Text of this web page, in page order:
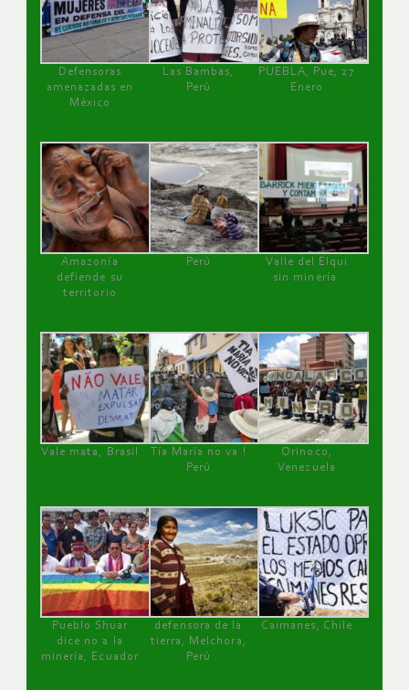
Defensoras
amenazadas en
México
Las Bambas,
Perú
PUEBLA, Pue, 27
Enero
Amazonía
defiende su
territorio
Perú
Valle del Elqui
sin minería.
Vale mata, Brasil
Tía María no va !
Perú
Orinoco,
Venezuela
Pueblo Shuar
dice no a la
minería, Ecuador
defensora de la
tierra, Melchora,
Perú
Caimanes, Chile